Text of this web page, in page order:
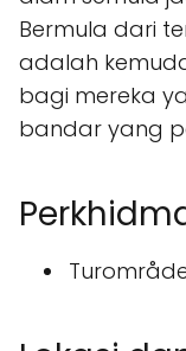
Bermula dari
adalah
bagi mereka
bandar yang